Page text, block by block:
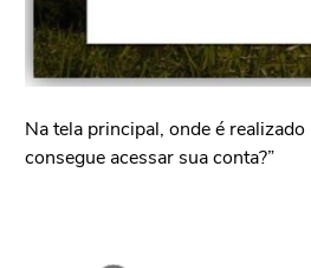
Na tela principal, onde é
consegue acessar sua conta?”